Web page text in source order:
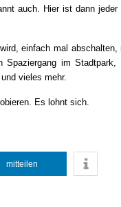
auch. Hier ist dann
einfach mal abschalten,
Spaziergang im
vieles mehr.
Es lohnt sich.
mitteilen